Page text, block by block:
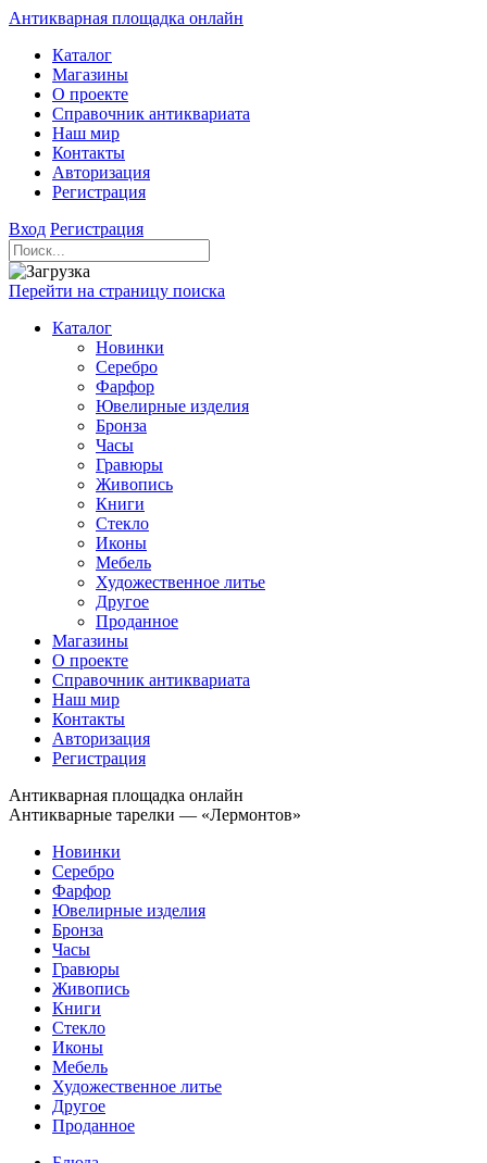
Антикварная площадка онлайн
Каталог
Магазины
О проекте
Справочник антиквариата
Наш мир
Контакты
Авторизация
Регистрация
Вход Регистрация
Перейти на страницу поиска
Каталог
Новинки
Серебро
Фарфор
Ювелирные изделия
Бронза
Часы
Гравюры
Живопись
Книги
Стекло
Иконы
Мебель
Художественное литье
Другое
Проданное
Магазины
О проекте
Справочник антиквариата
Наш мир
Контакты
Авторизация
Регистрация
Антикварная площадка онлайн
Антикварные тарелки — «Лермонтов»
Новинки
Серебро
Фарфор
Ювелирные изделия
Бронза
Часы
Гравюры
Живопись
Книги
Стекло
Иконы
Мебель
Художественное литье
Другое
Проданное